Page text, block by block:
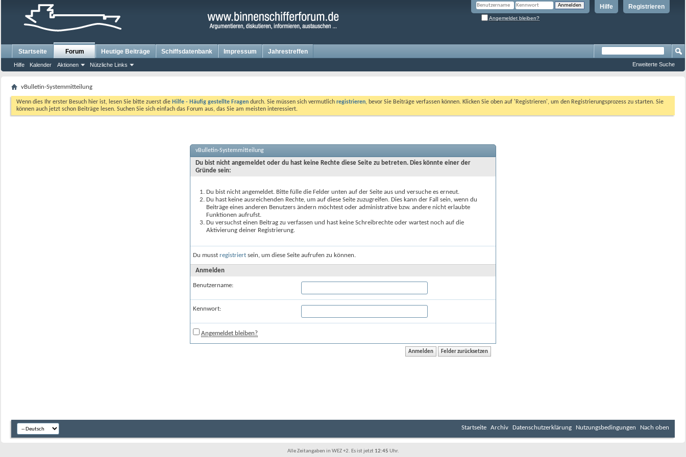
Registrieren
Hilfe
Angemeldet bleiben?
Startseite Forum
Hilfe Kalender Aktionen Nützliche Links
Heutige Beiträge Schiffsdatenbank Impressum Jahrestreffen
Erweiterte Suche
vBulletin-Systemmitteilung
Wenn dies Ihr erster Besuch hier ist, lesen Sie bitte zuerst die Hilfe - Häufig gestellte Fragen durch. Sie müssen sich vermutlich registrieren, bevor Sie Beiträge verfassen können. Klicken Sie oben auf 'Registrieren', um den Registrierungsprozess zu starten. Sie
können auch jetzt schon Beiträge lesen. Suchen Sie sich einfach das Forum aus, das Sie am meisten interessiert.
vBulletin-Systemmitteilung
Du bist nicht angemeldet oder du hast keine Rechte diese Seite zu betreten. Dies könnte einer der
Gründe sein:
Du bist nicht angemeldet. Bitte fülle die Felder unten auf der Seite aus und versuche es erneut.
Du hast keine ausreichenden Rechte, um auf diese Seite zuzugreifen. Dies kann der Fall sein, wenn du
Beiträge eines anderen Benutzers ändern möchtest oder administrative bzw. andere nicht erlaubte
Funktionen aufrufst.
Du versuchst einen Beitrag zu verfassen und hast keine Schreibrechte oder wartest noch auf die
Aktivierung deiner Registrierung.
Du musst registriert sein, um diese Seite aufrufen zu können.
Anmelden
Benutzername:
Kennwort:
Angemeldet bleiben?
Startseite Archiv Datenschutzerklärung Nutzungsbedingungen Nach oben
Alle Zeitangaben in WEZ +2. Es ist jetzt 12:45 Uhr.